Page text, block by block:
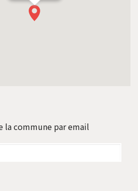
la commune par email